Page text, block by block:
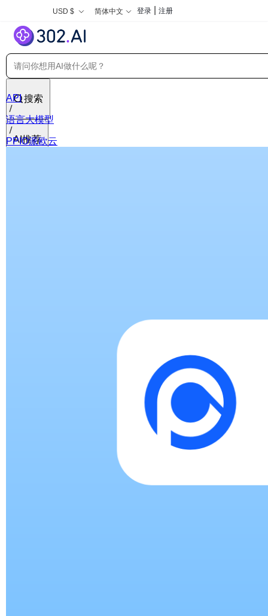
USD $ 简体中文 登录 注册
搜索
AI推荐
API
语言大模型
PPIO派欧云